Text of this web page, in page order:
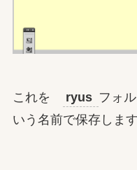
これを ryus フォ
いう名前で保存します